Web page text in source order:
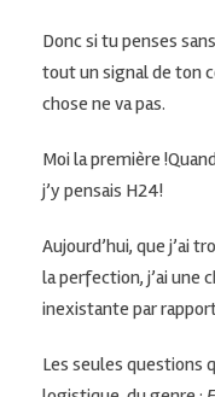
Donc si tu penses
tout un signal de ton
chose ne va pas.
Moi la première !
j’y pensais H24!
Aujourd’hui, que j’ai
la perfection, j’ai une
inexistante par
Les seules questions